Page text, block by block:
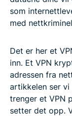
som
med
Det er her et
inn. Et VPN
adressen fra
artikkelen ser
trenger et VPN
setter det opp.